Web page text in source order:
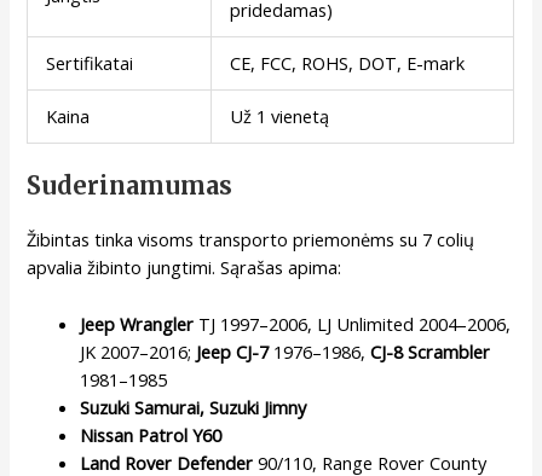
pridedamas)
Sertifikatai CE, FCC, ROHS, DOT, E-mark
Kaina Už 1 vienetą
Suderinamumas
Žibintas tinka visoms transporto priemonėms su 7 colių
apvalia žibinto jungtimi. Sąrašas apima:
Jeep Wrangler TJ 1997–2006, LJ Unlimited 2004–2006,
JK 2007–2016; Jeep CJ-71976–1986,CJ-8 Scrambler
1981–1985
Suzuki Samurai, Suzuki Jimny
Nissan Patrol Y60
Land Rover Defender 90/110, Range Rover County